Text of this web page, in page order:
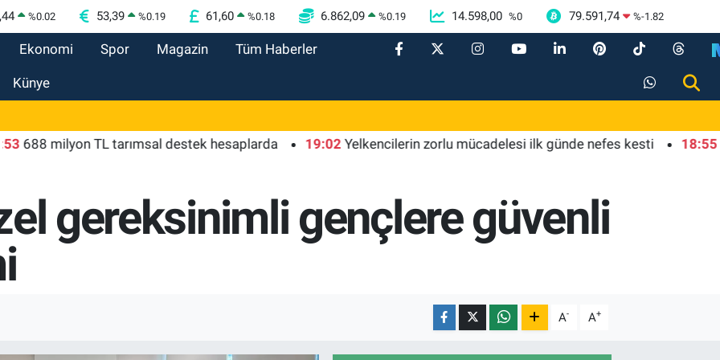
%0.02 53,39 %0.19 61,60 %0.18 6.862,09 %0.19 14.598,00 %0 79.591,74 %-1.82
Ekonomi Spor Magazin Tüm Haberler
Künye
milyon TL tarımsal destek hesaplarda 19:02 Yelkencilerin zorlu mücadelesi ilk günde nefes kesti 18:55
gereksinimli gençlere güvenli
A- A+